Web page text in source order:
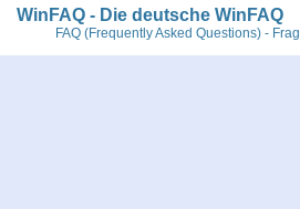
WinFAQ - Die deutsche WinFAQ
FAQ (Frequently Asked Questions) -